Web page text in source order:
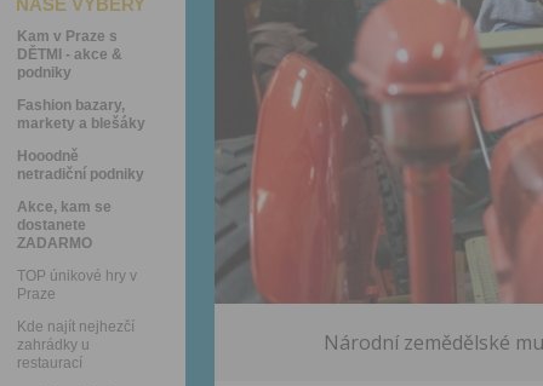
NAŠE VÝBĚRY
Kam v Praze s
DĚTMI - akce &
podniky
Fashion bazary,
markety a blešáky
Hooodně
netradiční podniky
Akce, kam se
dostanete
ZADARMO
TOP únikové hry v
Praze
Kde najít nejhezčí
zahrádky u
restaurací
Národní zemědělské